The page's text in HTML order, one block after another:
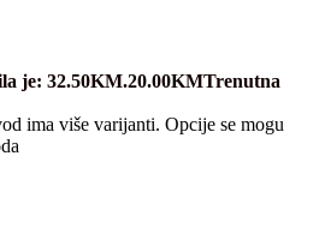
je: 32.50KM.20.00KMTrenutna
ima više varijanti. Opcije se mogu